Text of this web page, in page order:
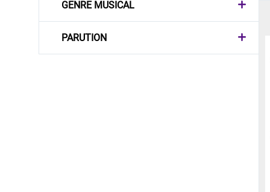
GENRE MUSICAL
PARUTION